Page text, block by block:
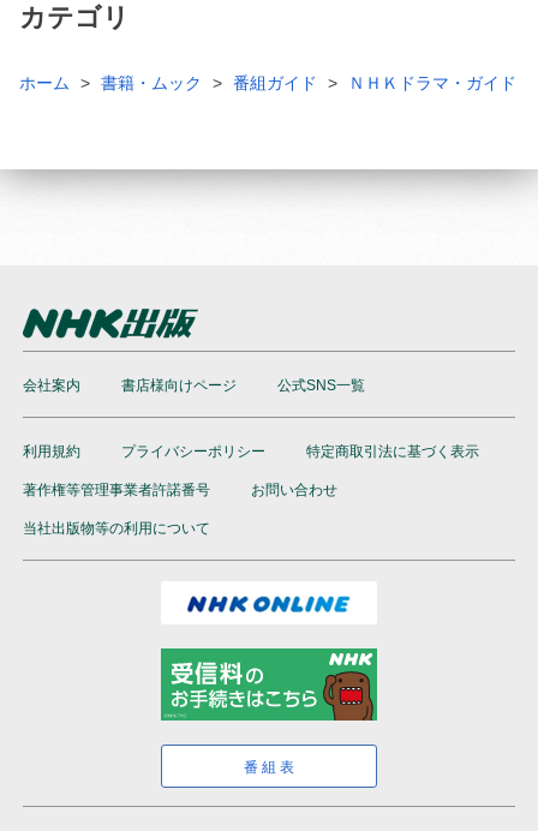
カテゴリ
ホーム 書籍・ムック 番組ガイド ＮＨＫドラマ・ガイド
会社案内 書店様向けページ 公式SNS一覧
利用規約 プライバシーポリシー 特定商取引法に基づく表示
著作権等管理事業者許諾番号 お問い合わせ
当社出版物等の利用について
番組表